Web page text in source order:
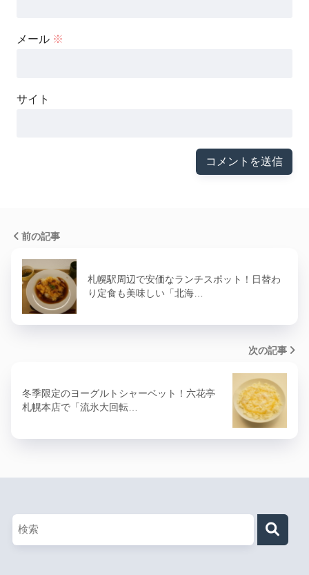
メール ※
サイト
前の記事
札幌駅周辺で安価なランチスポット！日替わ
り定食も美味しい「北海…
次の記事
冬季限定のヨーグルトシャーベット！六花亭
札幌本店で「流氷大回転…